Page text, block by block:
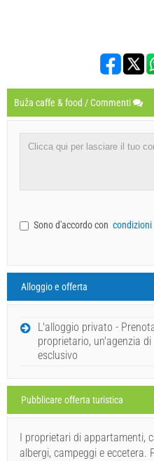
Buža caffe & food / Commenti
Sono d'accordo con condizioni
Alloggio e offerta
L'alloggio privato -
proprietario, un'agenzia
esclusivo
Pubblicare offerta turistica
I proprietari di appartamenti,
albergi, campeggi e eccetera.